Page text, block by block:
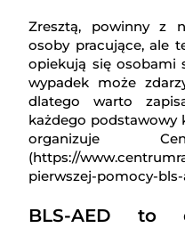
Zresztą, powinny z
osoby pracujące, ale
opiekują się osobami
wypadek może
dlatego warto
każdego podstawowy
organizuje
(https://
pierwszej-pomocy-bls-
BLS-AED to